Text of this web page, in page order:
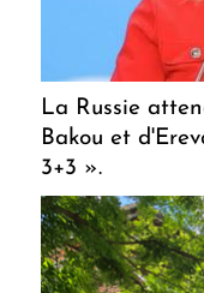
La Russie
Bakou et
3+3 ».